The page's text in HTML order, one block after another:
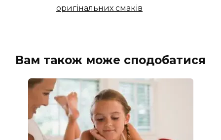
оригінальних смаків
Вам також може сподобатися